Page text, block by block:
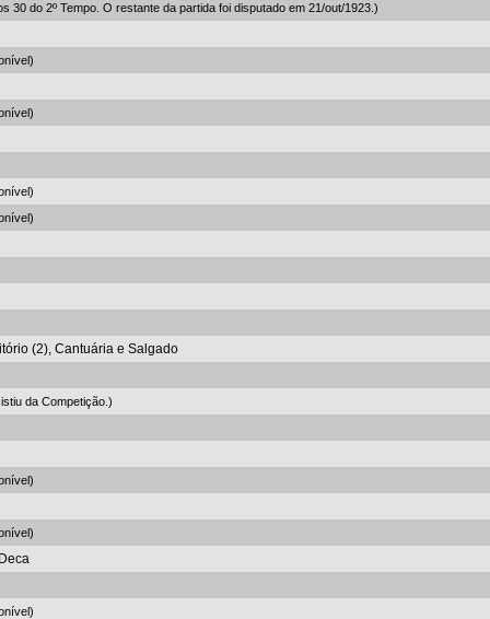
30 do 2º Tempo. O restante da partida foi disputado em 21/out/1923.)
(2), Cantuária e Salgado
da Competição.)